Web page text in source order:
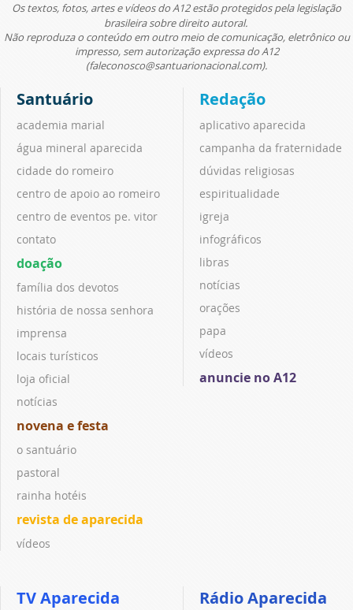
Os textos, fotos, artes e vídeos do A12 estão protegidos pela legislação
brasileira sobre direito autoral.
Não reproduza o conteúdo em outro meio de comunicação, eletrônico ou
impresso, sem autorização expressa do A12
(faleconosco@santuarionacional.com).
Santuário
academia marial
água mineral aparecida
cidade do romeiro
centro de apoio ao romeiro
centro de eventos pe. vitor
contato
doação
família dos devotos
história de nossa senhora
imprensa
locais turísticos
loja oficial
notícias
novena e festa
o santuário
pastoral
rainha hotéis
revista de aparecida
vídeos
Redação
aplicativo aparecida
campanha da fraternidade
dúvidas religiosas
espiritualidade
igreja
infográficos
libras
notícias
orações
papa
vídeos
anuncie no A12
TV Aparecida Rádio Aparecida